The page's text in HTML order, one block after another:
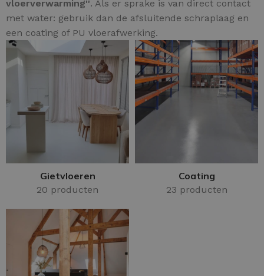
vloerverwarming''. Als er sprake is van direct contact
met water: gebruik dan de afsluitende schraplaag en
een coating of PU vloerafwerking.
Gietvloeren
20 producten
Coating
23 producten